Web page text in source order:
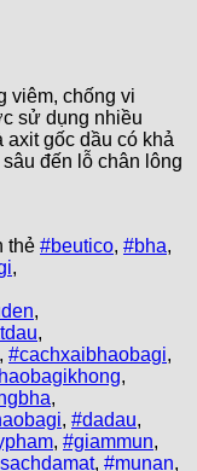
viêm, chống vi
sử dụng nhiều
axit gốc dầu có khả
đến lỗ chân lông
thẻ #beutico, #bha,
,
,
,
, #cachxaibhaobagi,
,
,
, #dadau,
, #giammun,
, #munan,